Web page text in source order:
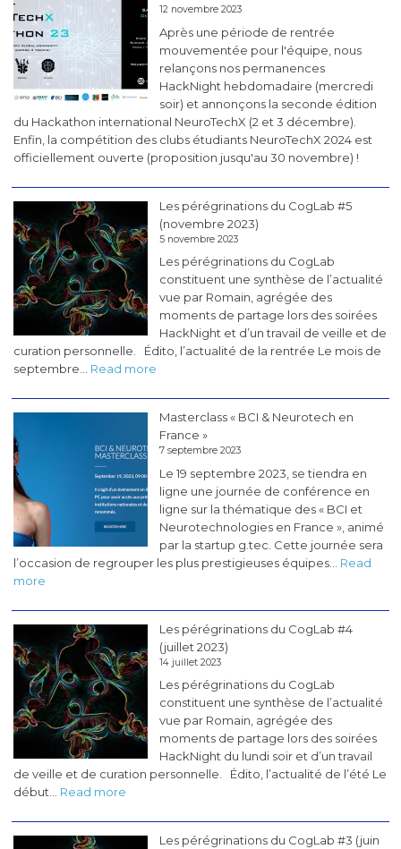
12 novembre 2023
Après une période de rentrée
mouvementée pour l'équipe, nous
relançons nos permanences
HackNight hebdomadaire (mercredi
soir) et annonçons la seconde édition
du Hackathon international NeuroTechX (2 et 3 décembre).
Enfin, la compétition des clubs étudiants NeuroTechX 2024 est
officiellement ouverte (proposition jusqu'au 30 novembre) !
Les pérégrinations du CogLab #5
(novembre 2023)
5 novembre 2023
Les pérégrinations du CogLab
constituent une synthèse de l’actualité
vue par Romain, agrégée des
moments de partage lors des soirées
HackNight et d’un travail de veille et de
curation personnelle. Édito, l’actualité de la rentrée Le mois de
septembre… Read more
pérégrinations
du
CogLab
#5
(novembre
2023)
Masterclass « BCI & Neurotech en
France »
7 septembre 2023
Le 19 septembre 2023, se tiendra en
ligne une journée de conférence en
ligne sur la thématique des « BCI et
Neurotechnologies en France », animé
par la startup g.tec. Cette journée sera
l’occasion de regrouper les plus prestigieuses équipes… Read
more
«
&
Neurotech
en
France
»
Les pérégrinations du CogLab #4
(juillet 2023)
14 juillet 2023
Les pérégrinations du CogLab
constituent une synthèse de l’actualité
vue par Romain, agrégée des
moments de partage lors des soirées
HackNight du lundi soir et d’un travail
de veille et de curation personnelle. Édito, l’actualité de l’été Le
début… Read more
pérégrinations
Les pérégrinations du CogLab #3 (juin